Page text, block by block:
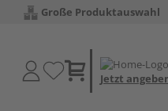
Große Produktauswahl
Jetzt